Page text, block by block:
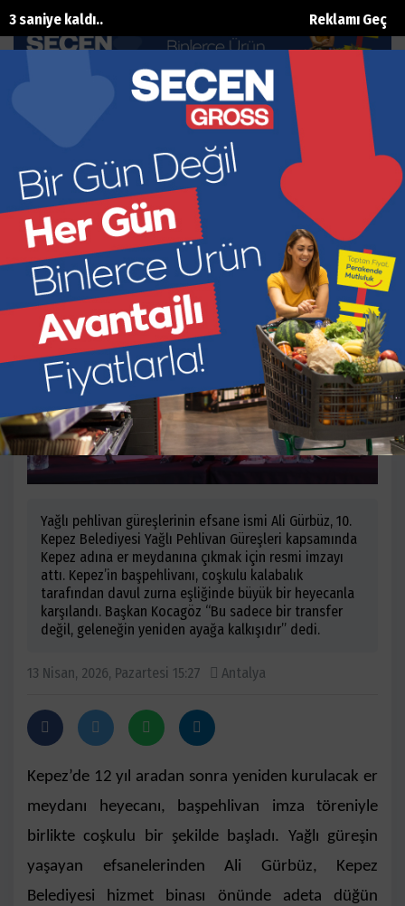
Reklamı Geç
2 saniye kaldı..
Ali Gürbüz, Kepez için güreşecek
Ana Sayfa Spor
Yağlı pehlivan güreşlerinin efsane ismi Ali Gürbüz, 10.
Kepez Belediyesi Yağlı Pehlivan Güreşleri kapsamında
Kepez adına er meydanına çıkmak için resmi imzayı
attı. Kepez’in başpehlivanı, coşkulu kalabalık
tarafından davul zurna eşliğinde büyük bir heyecanla
karşılandı. Başkan Kocagöz “Bu sadece bir transfer
değil, geleneğin yeniden ayağa kalkışıdır” dedi.
13 Nisan, 2026, Pazartesi 15:27 Antalya
Kepez’de 12 yıl aradan sonra yeniden kurulacak er
meydanı heyecanı, başpehlivan imza töreniyle
birlikte coşkulu bir şekilde başladı. Yağlı güreşin
yaşayan efsanelerinden Ali Gürbüz, Kepez
Belediyesi hizmet binası önünde adeta düğün